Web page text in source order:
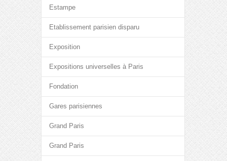
Estampe
Etablissement parisien disparu
Exposition
Expositions universelles à Paris
Fondation
Gares parisiennes
Grand Paris
Grand Paris